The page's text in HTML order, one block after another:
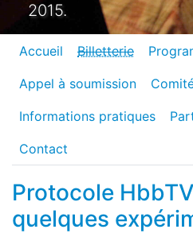
2015.
Accueil Billetterie
Appel à soumission
Informations pratiques
Contact
Protocole
quelques